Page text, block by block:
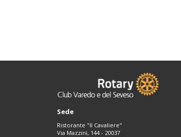
Sede
Ristorante "Il Cavaliere"
Via Mazzini, 144 - 20037